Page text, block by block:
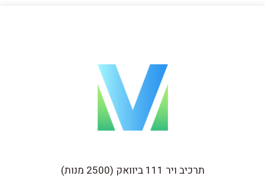
תרכיב ויר 111 ביוואק (2500 מנות)